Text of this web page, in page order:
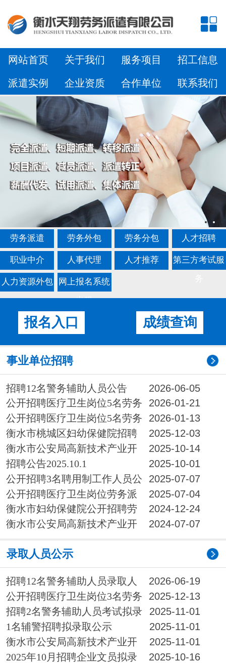
网站首页 关于我们 服务项目 招工信息
派遣实例 企业资质 合作单位 联系我们
劳务派遣 劳务外包 劳务分包 人才招聘
职业中介 人事代理 人才推荐
第三方考试服
人力资源外包
网上报名系统
出租
报名入口 成绩查询
事业单位招聘
2026-06-05
招聘12名警务辅助人员公告
2026-01-21
公开招聘医疗卫生岗位5名劳务
派遣制工作人员延长报名时间的公告2026-01-13
公开招聘医疗卫生岗位5名劳务
派遣制工作人员公告
2025-12-03
衡水市桃城区妇幼保健院招聘
10名合同制医务人员公告
2025-10-14
衡水市公安局高新技术产业开
发区分局招聘警务辅助人员公告
2025-10-01
招聘公告2025.10.1
2025-07-07
公开招聘3名聘用制工作人员公
告
2025-07-04
公开招聘医疗卫生岗位劳务派
遣制 工作人员13名公告
2024-12-24
衡水市妇幼保健院公开招聘劳
务服务医疗辅助工作人员15名公告2024-07-07
衡水市公安局高新技术产业开
录取人员公示
2026-06-19
招聘12名警务辅助人员录取人
员公示
2025-12-13
公开招聘医疗卫生岗位3名劳务
派遣制工作人员拟录取人员公示
2025-11-01
招聘2名警务辅助人员考试拟录
取人员公示
2025-11-01
1名辅警招聘拟录取公示
2025-11-01
衡水市公安局高新技术产业开
发区分局招聘警务辅助人员拟录取人员公示
2025-10-16
2025年10月招聘企业文员拟录